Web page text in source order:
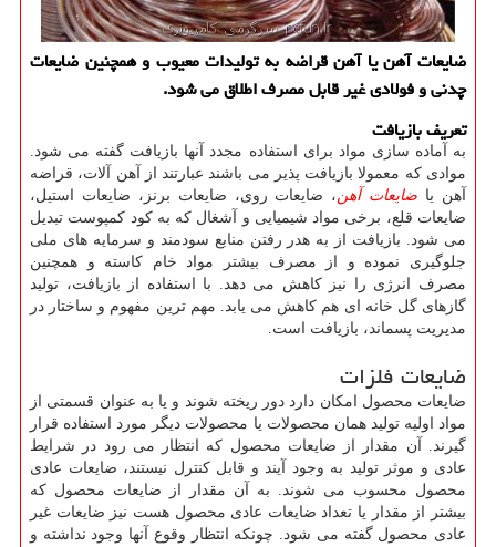
ضایعات آهن یا آهن قراضه به تولیدات معیوب و همچنین ضایعات
چدنی و فولادی غیر قابل مصرف اطلاق می شود.
تعریف بازیافت
به آماده سازی مواد برای استفاده مجدد آنها بازیافت گفته می شود.
موادی که معمولا بازیافت پذیر می باشند عبارتند از آهن آلات، قراضه
آهن یا ضایعات آهن، ضایعات روی، ضایعات برنز، ضایعات استیل،
ضایعات قلع، برخی مواد شیمیایی و آشغال که به کود کمپوست تبدیل
می شود. بازیافت از به هدر رفتن منابع سودمند و سرمایه های ملی
جلوگیری نموده و از مصرف بیشتر مواد خام کاسته و همچنین
مصرف انرژی را نیز کاهش می دهد. با استفاده از بازیافت، تولید
گازهای گل خانه ای هم کاهش می یابد. مهم ترین مفهوم و ساختار در
مدیریت پسماند، بازیافت است.
ضایعات فلزات
ضایعات محصول امکان دارد دور ریخته شوند و یا به عنوان قسمتی از
مواد اولیه تولید همان محصولات یا محصولات دیگر مورد استفاده قرار
گیرند. آن مقدار از ضایعات محصول که انتظار می رود در شرایط
عادی و موثر تولید به وجود آیند و قابل کنترل نیستند، ضایعات عادی
محصول محسوب می شوند. به آن مقدار از ضایعات محصول که
بیشتر از مقدار یا تعداد ضایعات عادی محصول هست نیز ضایعات غیر
عادی محصول گفته می شود. چونکه انتظار وقوع آنها وجود نداشته و